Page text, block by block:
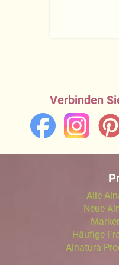
Verbinden
Alle
Neue
Häufige
Alnatura